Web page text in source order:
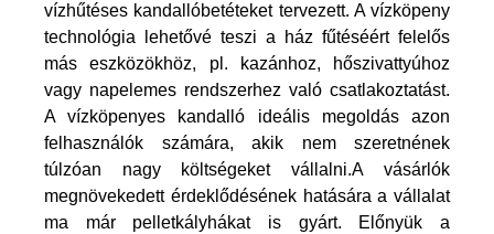
vízhűtéses kandallóbetéteket tervezett. A vízköpeny
technológia lehetővé teszi a ház fűtéséért felelős
más eszközökhöz, pl. kazánhoz, hőszivattyúhoz
vagy napelemes rendszerhez való csatlakoztatást.
A vízköpenyes kandalló ideális megoldás azon
felhasználók számára, akik nem szeretnének
túlzóan nagy költségeket vállalni.A vásárlók
megnövekedett érdeklődésének hatására a vállalat
ma már pelletkályhákat is gyárt. Előnyük a